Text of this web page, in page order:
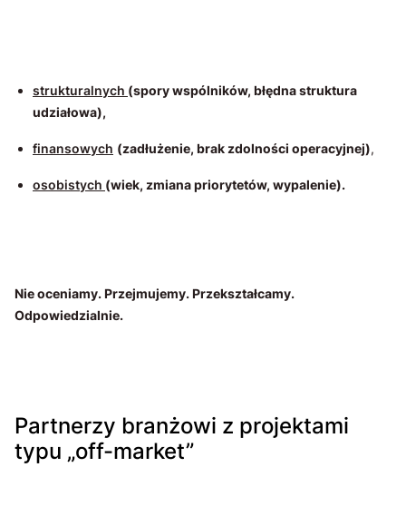
strukturalnych (spory wspólników, błędna struktura
udziałowa),
finansowych (zadłużenie, brak zdolności operacyjnej),
osobistych (wiek, zmiana priorytetów, wypalenie).
Nie oceniamy. Przejmujemy. Przekształcamy.
Odpowiedzialnie.
Partnerzy branżowi z projektami
typu „off-market”